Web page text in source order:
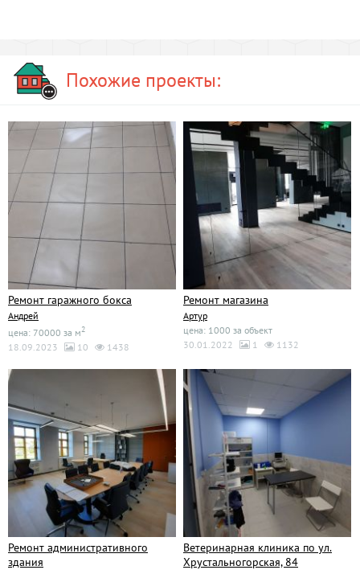
Похожие проекты:
Ремонт гаражного бокса
Андрей
цена: 70000 за м2
18.09.2023 10 1438
Ремонт магазина
Артур
цена: 1000 за объект
30.01.2022
1 1132
Ремонт административного
здания
Ветеринарная клиника по ул.
Хрустальногорская, 84